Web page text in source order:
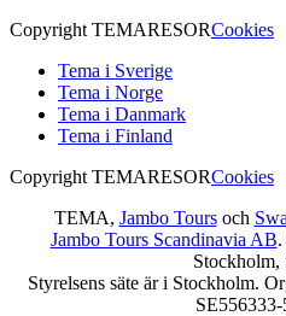
Copyright TEMARESORCookies
Tema i Sverige
Tema i Norge
Tema i Danmark
Tema i Finland
Copyright TEMARESORCookies
TEMA, Jambo Toursoch
Jambo Tours Scandinavia AB
Stockholm,
Styrelsens säte är i Stockholm.